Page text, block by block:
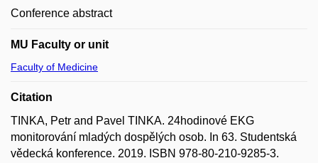
Conference abstract
MU Faculty or unit
Faculty of Medicine
Citation
TINKA, Petr and Pavel TINKA. 24hodinové EKG
monitorování mladých dospělých osob. In 63. Studentská
vědecká konference. 2019. ISBN 978-80-210-9285-3.